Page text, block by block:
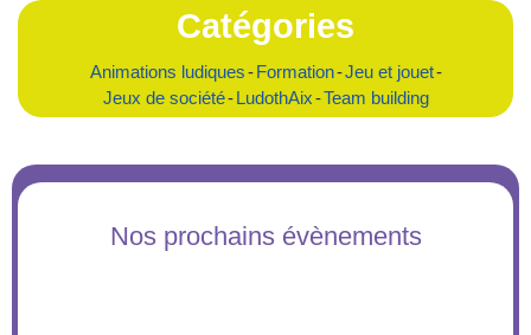
Catégories
Animations ludiques- Formation-Jeu et jouet-
Jeux de société- LudothAix-Team building
Nos prochains évènements